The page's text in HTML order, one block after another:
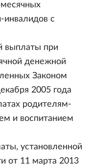
с
выплаты при
денежной
Законом
2005 года
родителям-
и воспитанием
установленной
от 11 марта 2013